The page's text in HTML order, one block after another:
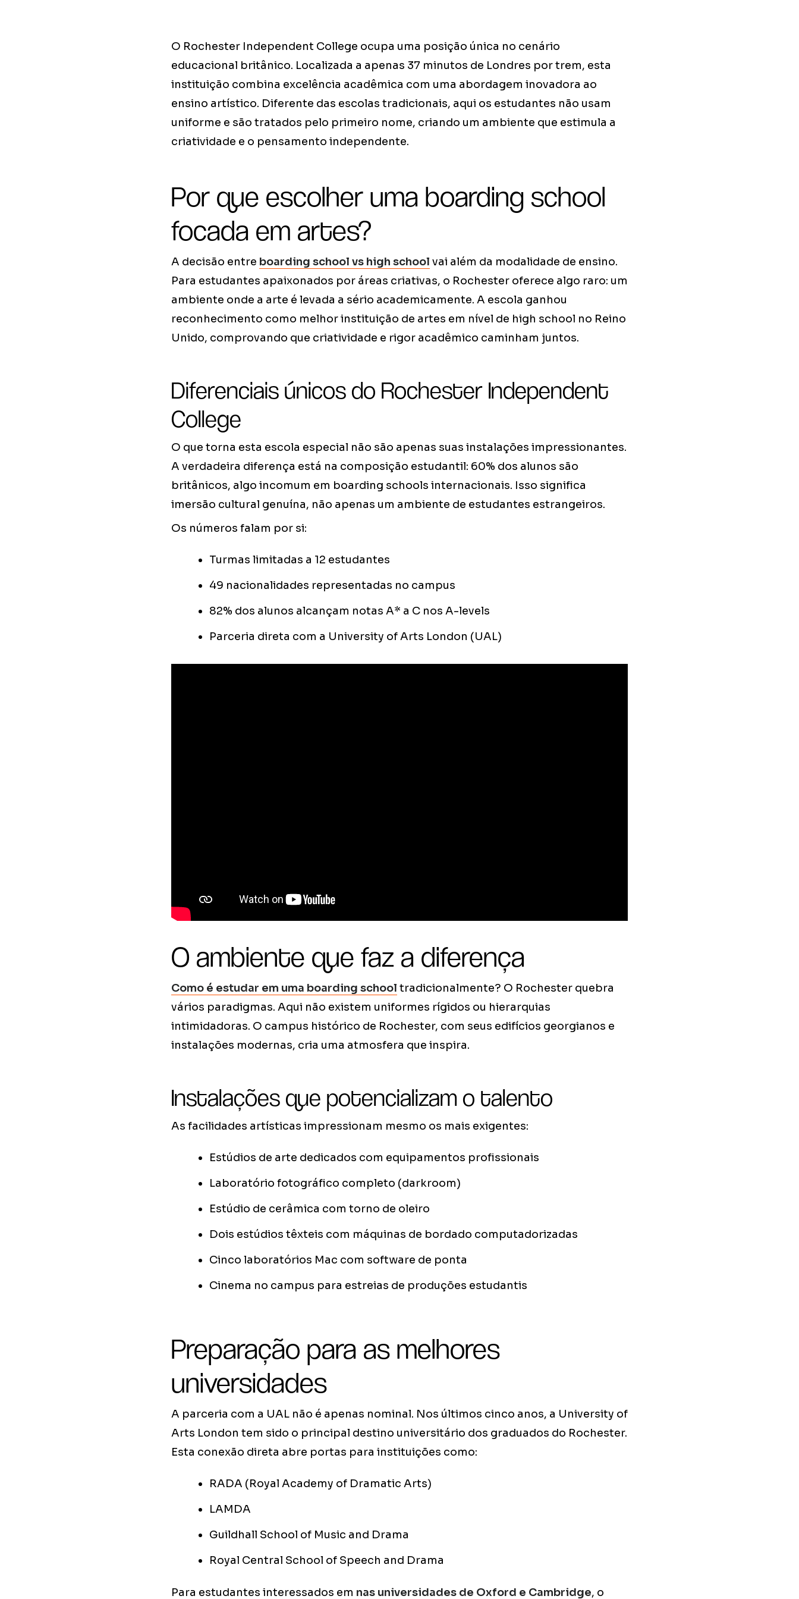
O Rochester Independent College ocupa uma posição única no cenário
educacional britânico. Localizada a apenas 37 minutos de Londres por trem, esta
instituição combina excelência acadêmica com uma abordagem inovadora ao
ensino artístico. Diferente das escolas tradicionais, aqui os estudantes não usam
uniforme e são tratados pelo primeiro nome, criando um ambiente que estimula a
criatividade e o pensamento independente.
Por que escolher uma boarding school
focada em artes?
A decisão entre boarding school vs high school vai além da modalidade de ensino.
Para estudantes apaixonados por áreas criativas, o Rochester oferece algo raro: um
ambiente onde a arte é levada a sério academicamente. A escola ganhou
reconhecimento como melhor instituição de artes em nível de high school no Reino
Unido, comprovando que criatividade e rigor acadêmico caminham juntos.
Diferenciais únicos do Rochester Independent
College
O que torna esta escola especial não são apenas suas instalações impressionantes.
A verdadeira diferença está na composição estudantil: 60% dos alunos são
britânicos, algo incomum em boarding schools internacionais. Isso significa
imersão cultural genuína, não apenas um ambiente de estudantes estrangeiros.
Os números falam por si:
Turmas limitadas a 12 estudantes
49 nacionalidades representadas no campus
82% dos alunos alcançam notas A* a C nos A-levels
Parceria direta com a University of Arts London (UAL)
O ambiente que faz a diferença
Como é estudar em uma boarding school tradicionalmente? O Rochester quebra
vários paradigmas. Aqui não existem uniformes rígidos ou hierarquias
intimidadoras. O campus histórico de Rochester, com seus edifícios georgianos e
instalações modernas, cria uma atmosfera que inspira.
Instalações que potencializam o talento
As facilidades artísticas impressionam mesmo os mais exigentes:
Estúdios de arte dedicados com equipamentos profissionais
Laboratório fotográfico completo (darkroom)
Estúdio de cerâmica com torno de oleiro
Dois estúdios têxteis com máquinas de bordado computadorizadas
Cinco laboratórios Mac com software de ponta
Cinema no campus para estreias de produções estudantis
Preparação para as melhores
universidades
A parceria com a UAL não é apenas nominal. Nos últimos cinco anos, a University of
Arts London tem sido o principal destino universitário dos graduados do Rochester.
Esta conexão direta abre portas para instituições como:
RADA (Royal Academy of Dramatic Arts)
LAMDA
Guildhall School of Music and Drama
Royal Central School of Speech and Drama
Para estudantes interessados em nas universidades de Oxford e Cambridge, o